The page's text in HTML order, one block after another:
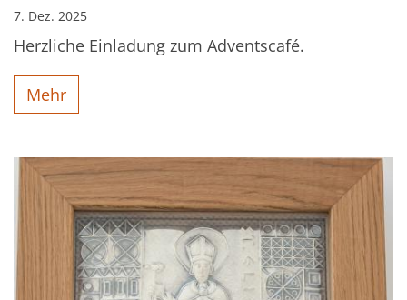
7. Dez. 2025
Herzliche Einladung zum Adventscafé.
Mehr